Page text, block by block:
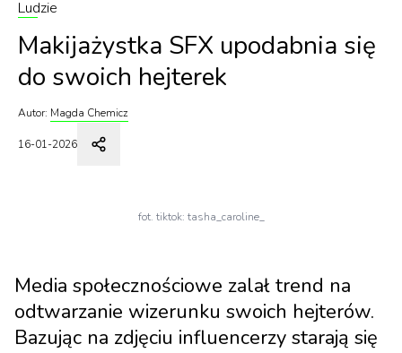
Ludzie
Makijażystka SFX upodabnia się
do swoich hejterek
Autor: Magda Chemicz
16-01-2026
fot. tiktok: tasha_caroline_
Media społecznościowe zalał trend na
odtwarzanie wizerunku swoich hejterów.
Bazując na zdjęciu influencerzy starają się